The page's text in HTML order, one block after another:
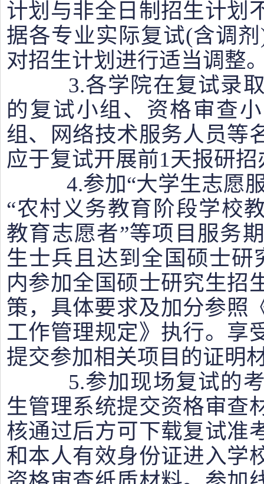
计划与非全日制招生计划
据各专业实际复试(含调
对招生计划进行适当调整
3.各学院在复试录取
的复试小组、资格审查
组、网络技术服务人员等
应于复试开展前1天报研
4.参加“大学生志愿服
“农村义务教育阶段学校
教育志愿者”等项目服务
生士兵且达到全国硕士
内参加全国硕士研究生招
策，具体要求及加分参照
工作管理规定》执行。享
提交参加相关项目的证明
5.参加现场复试的考
生管理系统提交资格审查
核通过后方可下载复试准
和本人有效身份证进入学